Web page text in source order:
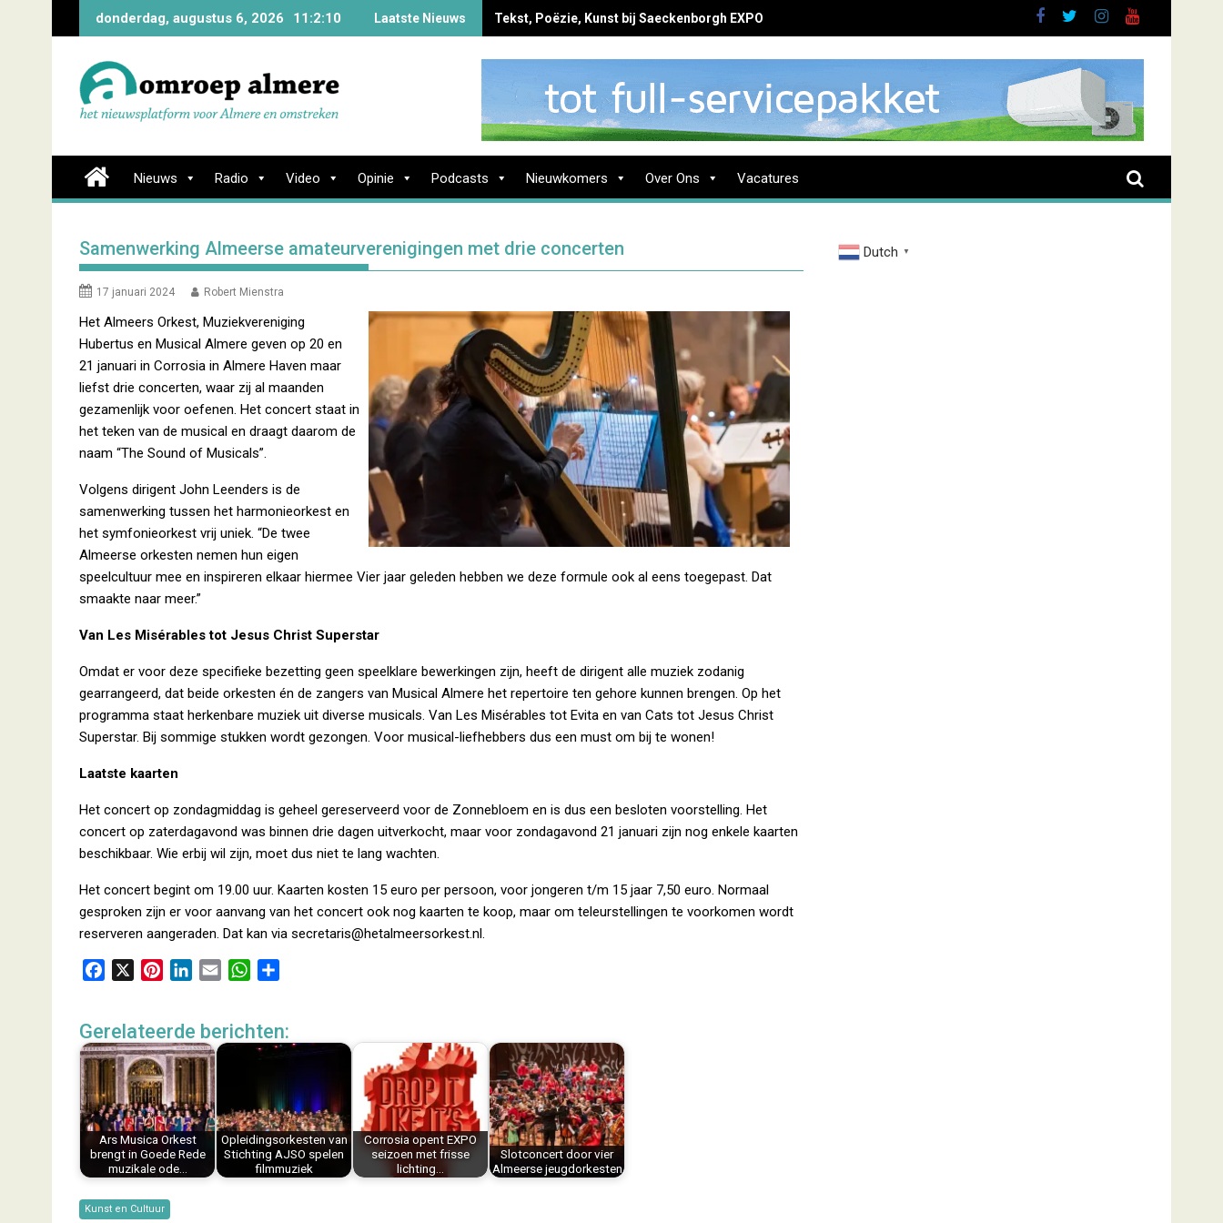
donderdag, augustus 6, 2026 11:2:11 Laatste Nieuws Tekst, Poëzie, Kunst bij Saeckenborgh EXPO
Nieuws Radio Video Opinie Podcasts Nieuwkomers Over Ons Vacatures
Samenwerking Almeerse amateurverenigingen met drie concerten
17 januari 2024 Robert Mienstra
Het Almeers Orkest, Muziekvereniging
Hubertus en Musical Almere geven op 20 en
21 januari in Corrosia in Almere Haven maar
liefst drie concerten, waar zij al maanden
gezamenlijk voor oefenen. Het concert staat in
het teken van de musical en draagt daarom de
naam “The Sound of Musicals”.
Volgens dirigent John Leenders is de
samenwerking tussen het harmonieorkest en
het symfonieorkest vrij uniek. “De twee
Almeerse orkesten nemen hun eigen
speelcultuur mee en inspireren elkaar hiermee Vier jaar geleden hebben we deze formule ook al eens toegepast. Dat
smaakte naar meer.”
Van Les Misérables tot Jesus Christ Superstar
Omdat er voor deze specifieke bezetting geen speelklare bewerkingen zijn, heeft de dirigent alle muziek zodanig
gearrangeerd, dat beide orkesten én de zangers van Musical Almere het repertoire ten gehore kunnen brengen. Op het
programma staat herkenbare muziek uit diverse musicals. Van Les Misérables tot Evita en van Cats tot Jesus Christ
Superstar. Bij sommige stukken wordt gezongen. Voor musical-liefhebbers dus een must om bij te wonen!
Laatste kaarten
Het concert op zondagmiddag is geheel gereserveerd voor de Zonnebloem en is dus een besloten voorstelling. Het
concert op zaterdagavond was binnen drie dagen uitverkocht, maar voor zondagavond 21 januari zijn nog enkele kaarten
beschikbaar. Wie erbij wil zijn, moet dus niet te lang wachten.
Het concert begint om 19.00 uur. Kaarten kosten 15 euro per persoon, voor jongeren t/m 15 jaar 7,50 euro. Normaal
gesproken zijn er voor aanvang van het concert ook nog kaarten te koop, maar om teleurstellingen te voorkomen wordt
reserveren aangeraden. Dat kan via secretaris@hetalmeersorkest.nl.
e
b
o
k
t
e
r
e
s
t
k
e
d
I
n
i
W
t
p
e
Gerelateerde berichten:
Ars Musica Orkest
brengt in Goede Rede
muzikale ode…
Opleidingsorkesten van
Stichting AJSO spelen
filmmuziek
Corrosia opent EXPO
seizoen met frisse
lichting…
Slotconcert door vier
Almeerse jeugdorkesten
Kunst en Cultuur
Dutch ▼